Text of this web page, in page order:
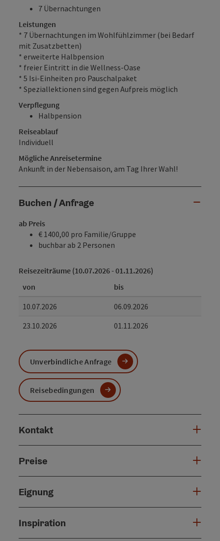
7 Übernachtungen
Leistungen
* 7 Übernachtungen im Wohlfühlzimmer (bei Bedarf
mit Zusatzbetten)
* erweiterte Halbpension
* freier Eintritt in die Wellness-Oase
* 5 Isi-Einheiten pro Pauschalpaket
* Speziallektionen sind gegen Aufpreis möglich
Verpflegung
Halbpension
Reiseablauf
Individuell
Mögliche Anreisetermine
Ankunft in der Nebensaison, am Tag Ihrer Wahl!
Buchen / Anfrage
ab Preis
€ 1400,00 pro Familie/Gruppe
buchbar ab 2 Personen
Reisezeiträume (10.07.2026 - 01.11.2026)
von
bis
10.07.2026
06.09.2026
23.10.2026
01.11.2026
Unverbindliche Anfrage
Reisebedingungen
Kontakt
Preise
Eignung
Inspiration